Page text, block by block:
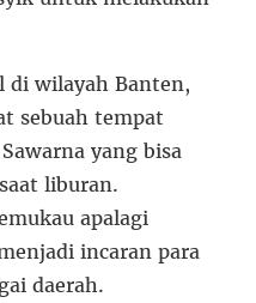
di wilayah Banten,
sebuah tempat
yang bisa
liburan.
apalagi
incaran para
daerah.